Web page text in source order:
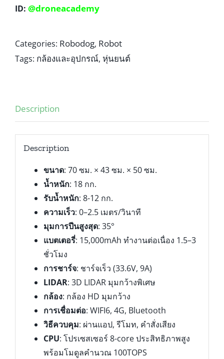
ID: @droneacademy
Categories: Robodog, Robot
Tags: กล้องและอุปกรณ์, หุ่นยนต์
Description
Description
ขนาด: 70 ซม. × 43 ซม. × 50 ซม.
น้ำหนัก: 18 กก.
รับน้ำหนัก: 8-12 กก.
ความเร็ว: 0–2.5 เมตร/วินาที
มุมการปีนสูงสุด: 35°
แบตเตอรี่: 15,000mAh ทำงานต่อเนื่อง 1.5–3
ชั่วโมง
การชาร์จ: ชาร์จเร็ว (33.6V, 9A)
LIDAR: 3D LIDAR มุมกว้างพิเศษ
กล้อง: กล้อง HD มุมกว้าง
การเชื่อมต่อ: WIFI6, 4G, Bluetooth
วิธีควบคุม: ผ่านแอป, รีโมท, คำสั่งเสียง
CPU: โปรเซสเซอร์ 8-core ประสิทธิภาพสูง
พร้อมโมดูลคำนวณ 100TOPS